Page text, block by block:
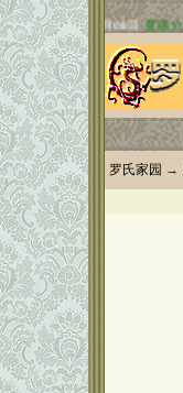
罗氏家园 →